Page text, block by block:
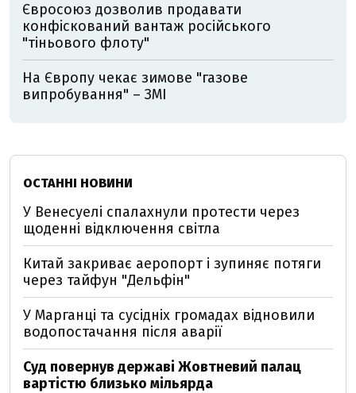
Євросоюз дозволив продавати
конфіскований вантаж російського
"тіньового флоту"
На Європу чекає зимове "газове
випробування" – ЗМІ
ОСТАННІ НОВИНИ
У Венесуелі спалахнули протести через
щоденні відключення світла
Китай закриває аеропорт і зупиняє потяги
через тайфун "Дельфін"
У Марганці та сусідніх громадах відновили
водопостачання після аварії
Суд повернув державі Жовтневий палац
вартістю близько мільярда